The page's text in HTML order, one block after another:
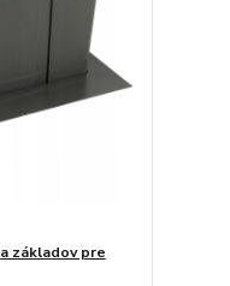
základov pre